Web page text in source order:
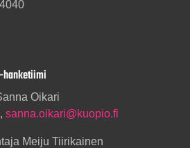
hanketiimi
Oikari
sanna.oikari@kuopio.fi
Meiju Tiirikainen